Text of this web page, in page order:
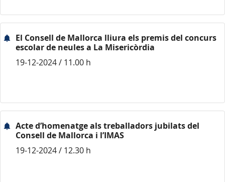
El Consell de Mallorca lliura els premis del concurs
escolar de neules a La Misericòrdia
19-12-2024 / 11.00 h
Acte d’homenatge als treballadors jubilats del
Consell de Mallorca i l’IMAS
19-12-2024 / 12.30 h